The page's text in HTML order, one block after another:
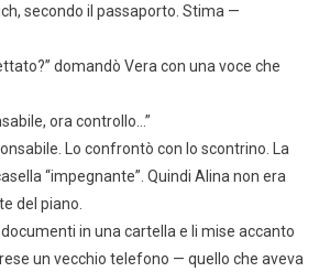
secondo il passaporto. Stima —
domandò Vera con una voce che
ora controllo…”
Lo confrontò con lo scontrino. La
“impegnante”. Quindi Alina non era
del piano.
in una cartella e li mise accanto
un vecchio telefono — quello che aveva